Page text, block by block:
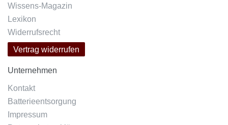
Wissens-Magazin
Lexikon
Widerrufsrecht
Vertrag widerrufen
Unternehmen
Kontakt
Batterieentsorgung
Impressum